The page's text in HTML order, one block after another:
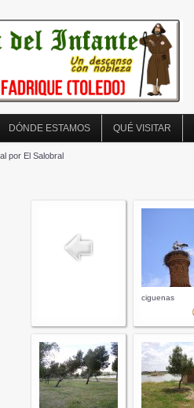
DÓNDE ESTAMOS QUÉ VISITAR
por El Salobral
ciguenas